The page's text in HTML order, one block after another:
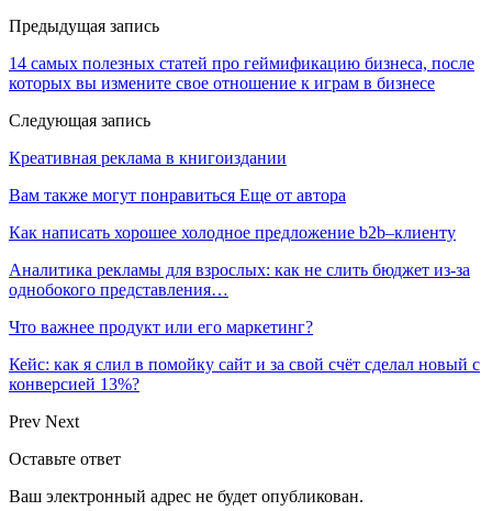
Предыдущая запись
14 самых полезных статей про геймификацию бизнеса, после
которых вы измените свое отношение к играм в бизнесе
Следующая запись
Креативная реклама в книгоиздании
Вам также могут понравиться Еще от автора
Как написать хорошее холодное предложение b2b–клиенту
Аналитика рекламы для взрослых: как не слить бюджет из-за
однобокого представления…
Что важнее продукт или его маркетинг?
Кейс: как я слил в помойку сайт и за свой счёт сделал новый с
конверсией 13%?
Prev Next
Оставьте ответ
Ваш электронный адрес не будет опубликован.